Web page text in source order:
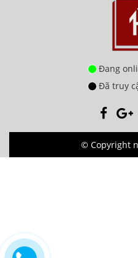
Đang
Đã truy
© Copyright